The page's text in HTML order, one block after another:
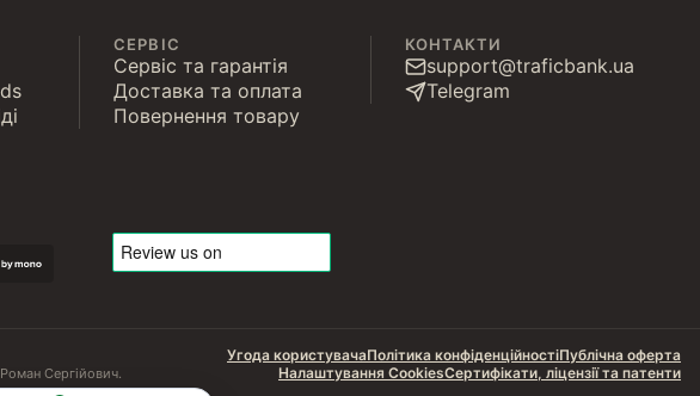
СЕРВІС
Сервіс та гарантія
Доставка та оплата
Повернення товару
КОНТАКТИ
support@traficbank.ua
Telegram
Сергійович.
Угода користувачаПолітика конфіденційностіПублічна оферта
Налаштування CookiesСертифікати, ліцензії та патенти